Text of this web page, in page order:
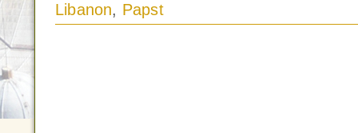
Libanon, Papst